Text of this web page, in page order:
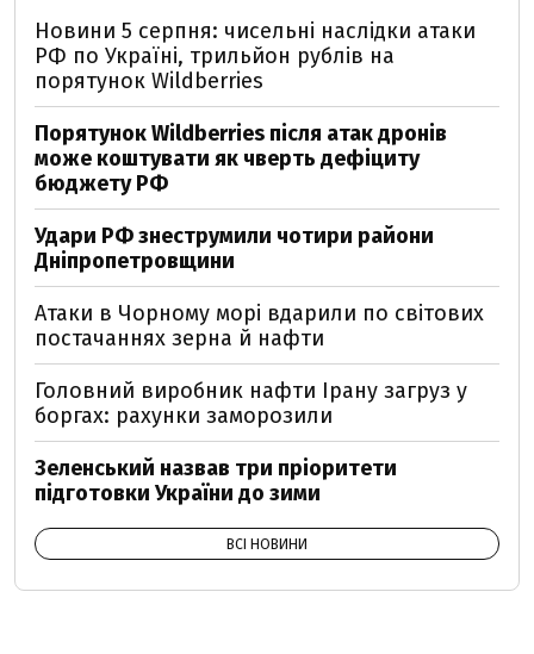
Новини 5 серпня: чисельні наслідки атаки
РФ по Україні, трильйон рублів на
порятунок Wildberries
Порятунок Wildberries після атак дронів
може коштувати як чверть дефіциту
бюджету РФ
Удари РФ знеструмили чотири райони
Дніпропетровщини
Атаки в Чорному морі вдарили по світових
постачаннях зерна й нафти
Головний виробник нафти Ірану загруз у
боргах: рахунки заморозили
Зеленський назвав три пріоритети
підготовки України до зими
ВСІ НОВИНИ